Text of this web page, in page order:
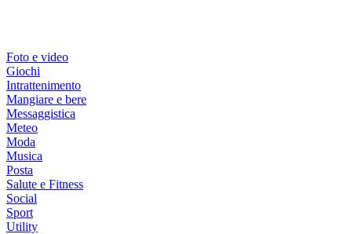
Foto e video
Giochi
Intrattenimento
Mangiare e bere
Messaggistica
Meteo
Moda
Musica
Posta
Salute e Fitness
Social
Sport
Utility